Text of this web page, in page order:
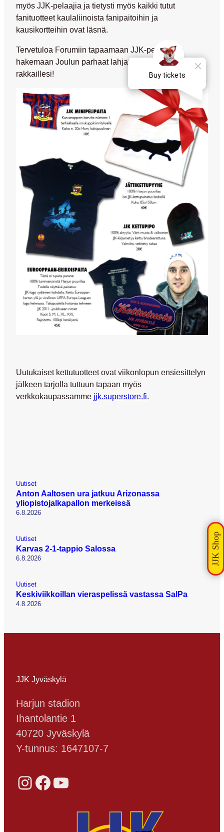
myös JJK-pelaajia ja tietysti myös kaikki tutut
fanituotteet kaulaliinoista fanipaitoihin ja
kausikortteihin ovat läsnä.
Tervetuloa Forumiin tapaamaan JJK-pelaajia ja
hakemaan Joulun parhaat lahjat niin itsellesi kuin
rakkaillesi!
Uutukaiset kettutuotteet ovat viikonlopun ensiesittelyn
jälkeen tarjolla tuttuun tapaan myös
verkkokaupassamme jjk.superstore.fi.
Uutiset
Anton Aaltosen ura jatkuu Arizonassa
yliopistojalkapallon merkeissä
6.8.2026
Uutiset
Karvas 2-1-tappio Salossa
6.8.2026
Uutiset
Keskiviikkoillan vieraspelissä vastassa SalPa
4.8.2026
JJK Jyväskylä
Harjun stadion
Ihantolantie 1
40720 Jyväskylä
Y-tunnus: 1647107-7
Instagram Facebook YouTube